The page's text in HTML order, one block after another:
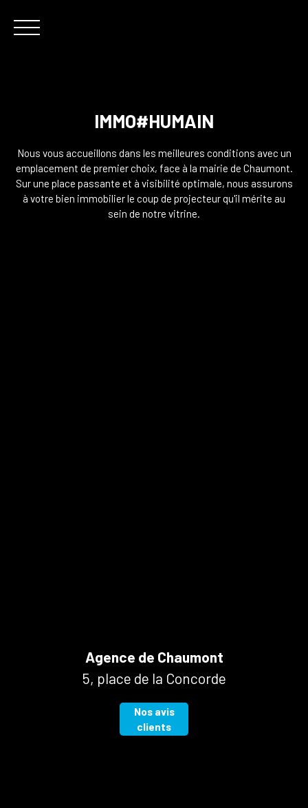
Estimation Nous contacter
IMMO#HUMAIN
Nous vous accueillons dans les meilleures conditions avec un
emplacement de premier choix, face à la mairie de Chaumont.
Sur une place passante et à visibilité optimale, nous assurons
à votre bien immobilier le coup de projecteur qu'il mérite au
sein de notre vitrine.
Agence de Chaumont
5, place de la Concorde
Nos avis
clients